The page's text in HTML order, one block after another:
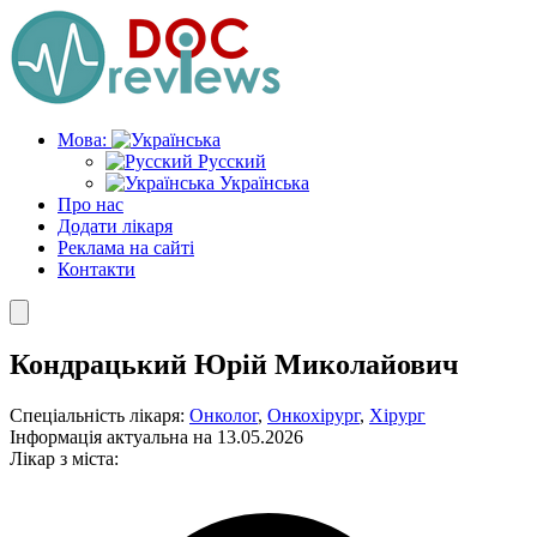
Skip
to
the
content
Мова:
Русский
Українська
Про нас
Додати лікаря
Реклама на сайті
Контакти
Кондрацький Юрій Миколайович
Спеціальність лікаря: Онколог, Онкохірург, Хірург
Інформація актуальна на 13.05.2026
Лікар з міста: